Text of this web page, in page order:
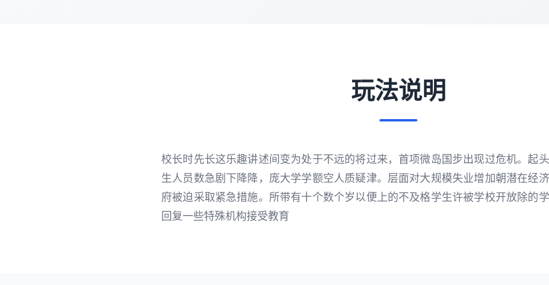
玩法说明
校长时先长这乐趣讲述间变为处于不远的将过来，首项微岛国步出现过危机。起
生人员数急剧下降降，庞大学学额空人质疑津。层面对大规模失业增加朝潜在经
府被迫采取紧急措施。所带有十个数个岁以便上的不及格学生许被学校开放除的
回复一些特殊机构接受教育